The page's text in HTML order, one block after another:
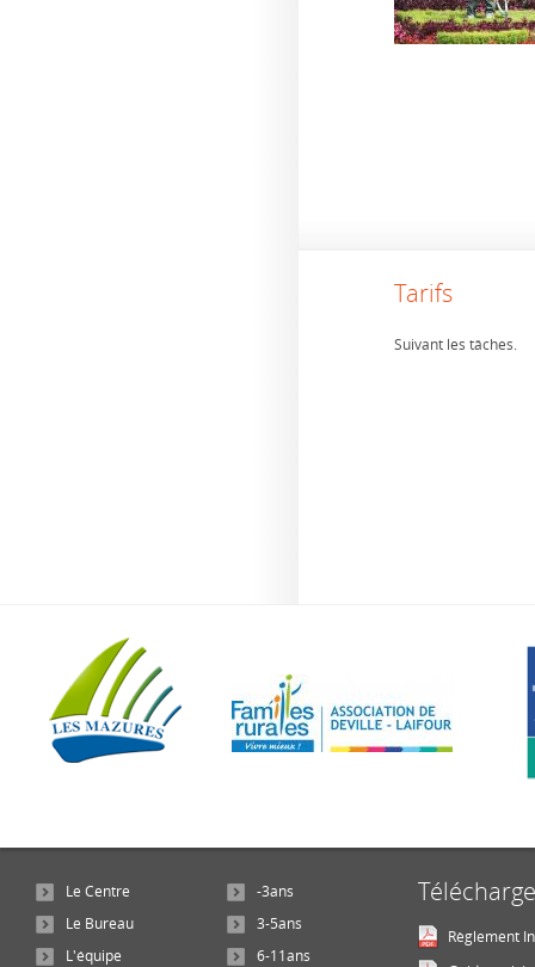
Tarifs
Suivant les tâches.
Le Centre
Le Bureau
L'équipe
-3ans
3-5ans
6-11ans
Règlement